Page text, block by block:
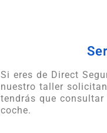
Si eres de Direct
nuestro taller
tendrás que
coche.